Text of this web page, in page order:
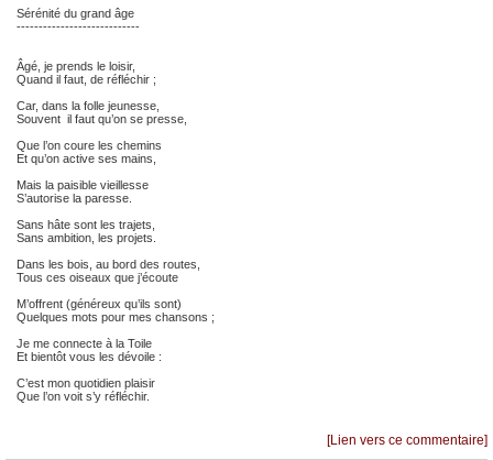
Sérénité du grand âge
----------------------------
Âgé, je prends le loisir,
Quand il faut, de réfléchir ;
Car, dans la folle jeunesse,
Souvent il faut qu’on se presse,
Que l’on coure les chemins
Et qu’on active ses mains,
Mais la paisible vieillesse
S’autorise la paresse.
Sans hâte sont les trajets,
Sans ambition, les projets.
Dans les bois, au bord des routes,
Tous ces oiseaux que j’écoute
M’offrent (généreux qu’ils sont)
Quelques mots pour mes chansons ;
Je me connecte à la Toile
Et bientôt vous les dévoile :
C’est mon quotidien plaisir
Que l’on voit s’y réfléchir.
[Lien vers ce commentaire]